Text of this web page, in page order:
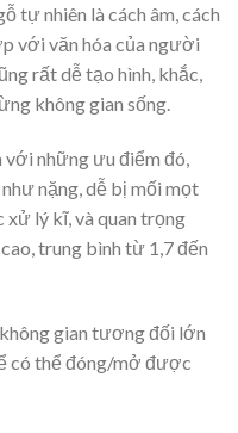
tự nhiên là cách âm, cách
với văn hóa của người
rất dễ tạo hình, khắc,
không gian sống.
những ưu điểm đó,
nặng, dễ bị mối mọt
lý kĩ, và quan trọng
trung bình từ 1,7 đến
gian tương đối lớn
có thể đóng/mở được